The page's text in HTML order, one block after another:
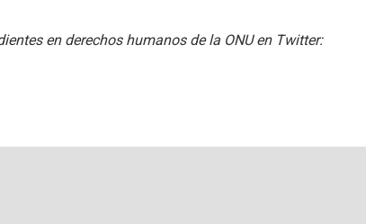
en derechos humanos de la ONU en Twitter: